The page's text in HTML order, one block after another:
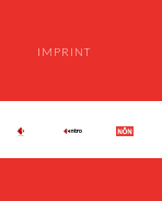
IMPRINT